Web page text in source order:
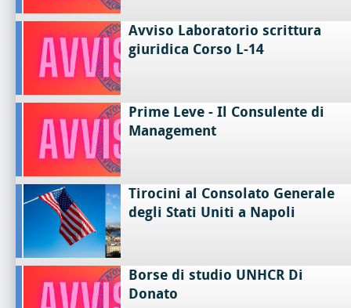
Avviso Laboratorio scrittura
giuridica Corso L-14
Prime Leve - Il Consulente di
Management
Tirocini al Consolato Generale
degli Stati Uniti a Napoli
Borse di studio UNHCR Di
Donato